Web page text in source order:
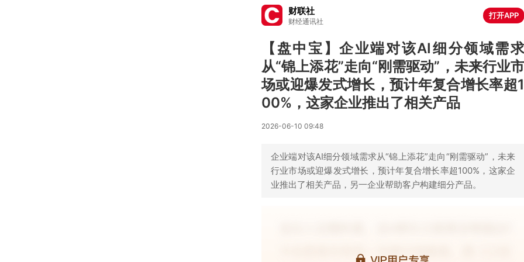
财联社
财经通讯社
打开APP
【盘中宝】企业端对该AI细分领域需求
从“锦上添花”走向“刚需驱动”，未来行业市
场或迎爆发式增长，预计年复合增长率超1
00%，这家企业推出了相关产品
2026-06-10 09:48
企业端对该AI细分领域需求从“锦上添花”走向“刚需驱动”，未来
行业市场或迎爆发式增长，预计年复合增长率超100%，这家企
业推出了相关产品，另一企业帮助客户构建细分产品。